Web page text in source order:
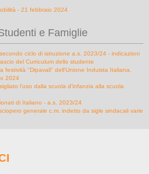
- 21 febbraio 2024
e Famiglie
ciclo di istruzione a.s. 2023/24 - indicazioni
del Curriculum dello studente
festività "Dipavali" dell'Unione Induista Italiana,
2024
l’uso dalla scuola d’infanzia alla scuola
di Italiano - a.s. 2023/24
generale c.m. indetto da sigle sindacali varie